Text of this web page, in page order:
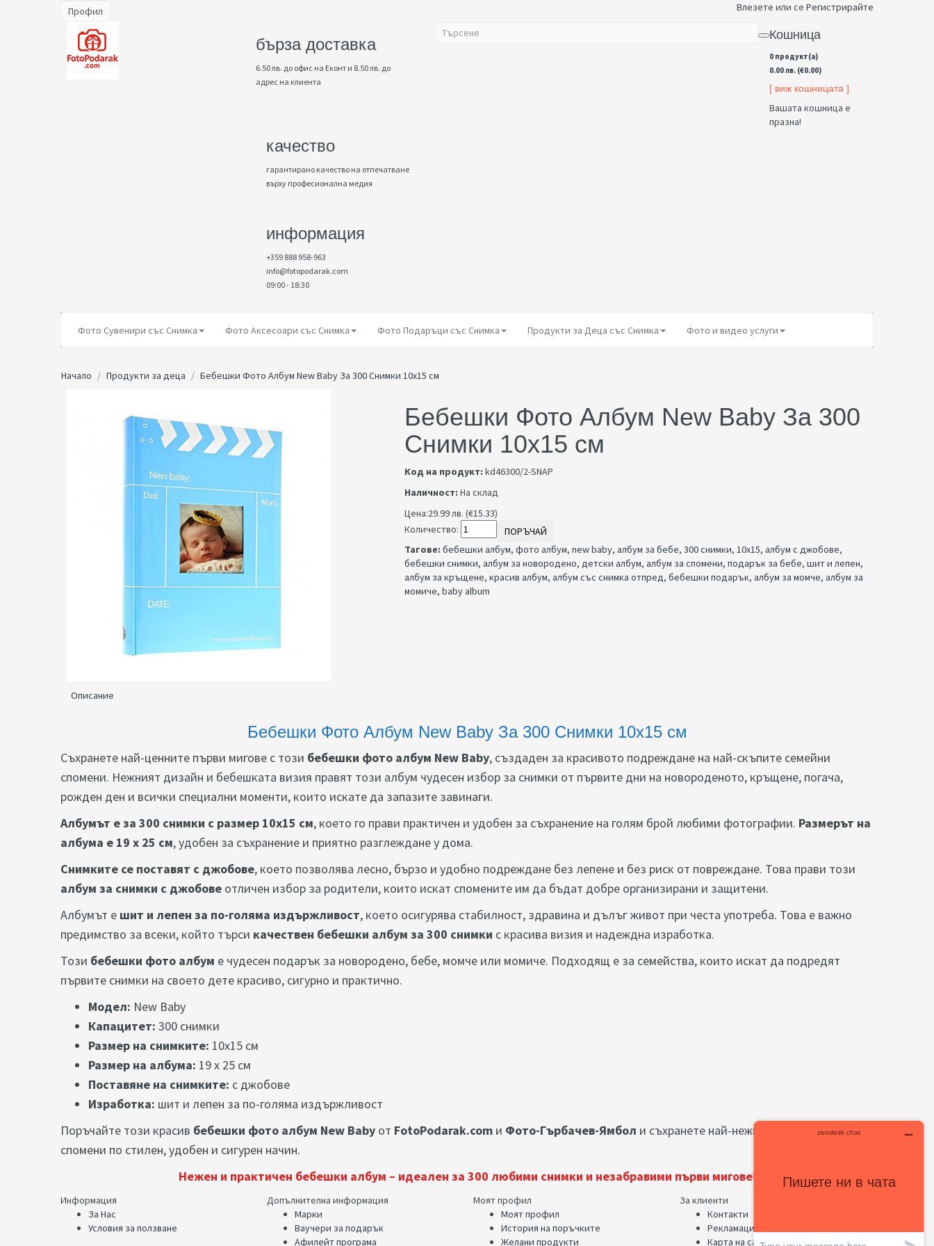
Профил Влезете или се Регистрирайте
бърза доставка
6.50 лв. до офис на Еконт и 8.50 лв. до
адрес на клиента
качество
гарантирано качество на отпечатване
върху професионална медия
информация
+359 888 958-963
info@fotopodarak.com
09:00 - 18:30
Кошница
0 продукт(а)
0.00 лв. (€0.00)
[ виж кошницата ]
Вашата кошница е
празна!
Фото Сувенири със Снимка Фото Аксесоари със Снимка Фото Подаръци със Снимка Продукти за Деца със Снимка Фото и видео услуги
Начало Продукти за деца Бебешки Фото Албум New Baby За 300 Снимки 10x15 см
Бебешки Фото Албум New Baby За 300
Снимки 10x15 см
Код на продукт: kd46300/2-SNAP
Наличност: На склад
Цена:29.99 лв. (€15.33)
Количество:
ПОРЪЧАЙ
Тагове: бебешки албум, фото албум, new baby, албум за бебе, 300 снимки, 10x15, албум с джобове,
бебешки снимки, албум за новородено, детски албум, албум за спомени, подарък за бебе, шит и лепен,
албум за кръщене, красив албум, албум със снимка отпред, бебешки подарък, албум за момче, албум за
момиче, baby album
Описание
Бебешки Фото Албум New Baby За 300 Снимки 10x15 см
Съхранете най-ценните първи мигове с този бебешки фото албум New Baby, създаден за красивото подреждане на най-скъпите семейни
спомени. Нежният дизайн и бебешката визия правят този албум чудесен избор за снимки от първите дни на новороденото, кръщене, погача,
рожден ден и всички специални моменти, които искате да запазите завинаги.
Албумът е за 300 снимки с размер 10x15 см, което го прави практичен и удобен за съхранение на голям брой любими фотографии. Размерът на
албума е 19 х 25 см, удобен за съхранение и приятно разглеждане у дома.
Снимките се поставят с джобове, което позволява лесно, бързо и удобно подреждане без лепене и без риск от повреждане. Това прави този
албум за снимки с джобове отличен избор за родители, които искат спомените им да бъдат добре организирани и защитени.
Албумът е шит и лепен за по-голяма издържливост, което осигурява стабилност, здравина и дълъг живот при честа употреба. Това е важно
предимство за всеки, който търси качествен бебешки албум за 300 снимки с красива визия и надеждна изработка.
Този бебешки фото албум е чудесен подарък за новородено, бебе, момче или момиче. Подходящ е за семейства, които искат да подредят
първите снимки на своето дете красиво, сигурно и практично.
Модел: New Baby
Капацитет: 300 снимки
Размер на снимките: 10x15 см
Размер на албума: 19 х 25 см
Поставяне на снимките: с джобове
Изработка: шит и лепен за по-голяма издържливост
Поръчайте този красив бебешки фото албум New Baby от FotoPodarak.com и Фото-Гърбачев-Ямбол и съхранете най-нежните бебешки
спомени по стилен, удобен и сигурен начин.
Нежен и практичен бебешки албум – идеален за 300 любими снимки и незабравими първи мигове!
Информация
За Нас
Условия за ползване
Допълнителна информация
Марки
Ваучери за подарък
Афилейт програма
Моят профил
Моят профил
История на поръчките
Желани продукти
За клиенти
Контакти
Рекламации
Карта на сайта